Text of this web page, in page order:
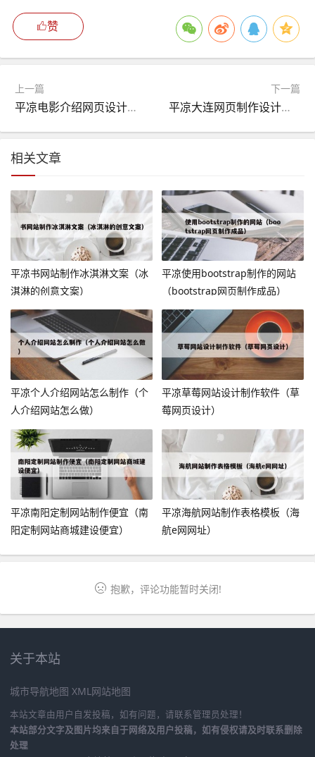
赞
上一篇
平凉电影介绍网页设计模板】（html简单电影介绍网页制作）
下一篇
平凉大连网页制作设计（大连网站开发制作）
相关文章
平凉书网站制作冰淇淋文案（冰
淇淋的创意文案）
平凉使用bootstrap制作的网站
（bootstrap网页制作成品）
平凉个人介绍网站怎么制作（个
人介绍网站怎么做）
平凉草莓网站设计制作软件（草
莓网页设计）
平凉南阳定制网站制作便宜（南
阳定制网站商城建设便宜）
平凉海航网站制作表格模板（海
航e网网址）
抱歉，评论功能暂时关闭!
关于本站
城市导航地图 XML网站地图
本站文章由用户自发投稿，如有问题，请联系管理员处理！
本站部分文字及图片均来自于网络及用户投稿，如有侵权请及时联系删除
处理